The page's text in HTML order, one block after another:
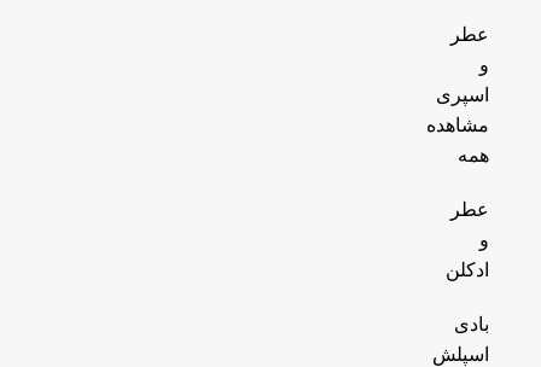
عطر
و
اسپری
مشاهده
همه
عطر
و
ادکلن
بادی
اسپلش